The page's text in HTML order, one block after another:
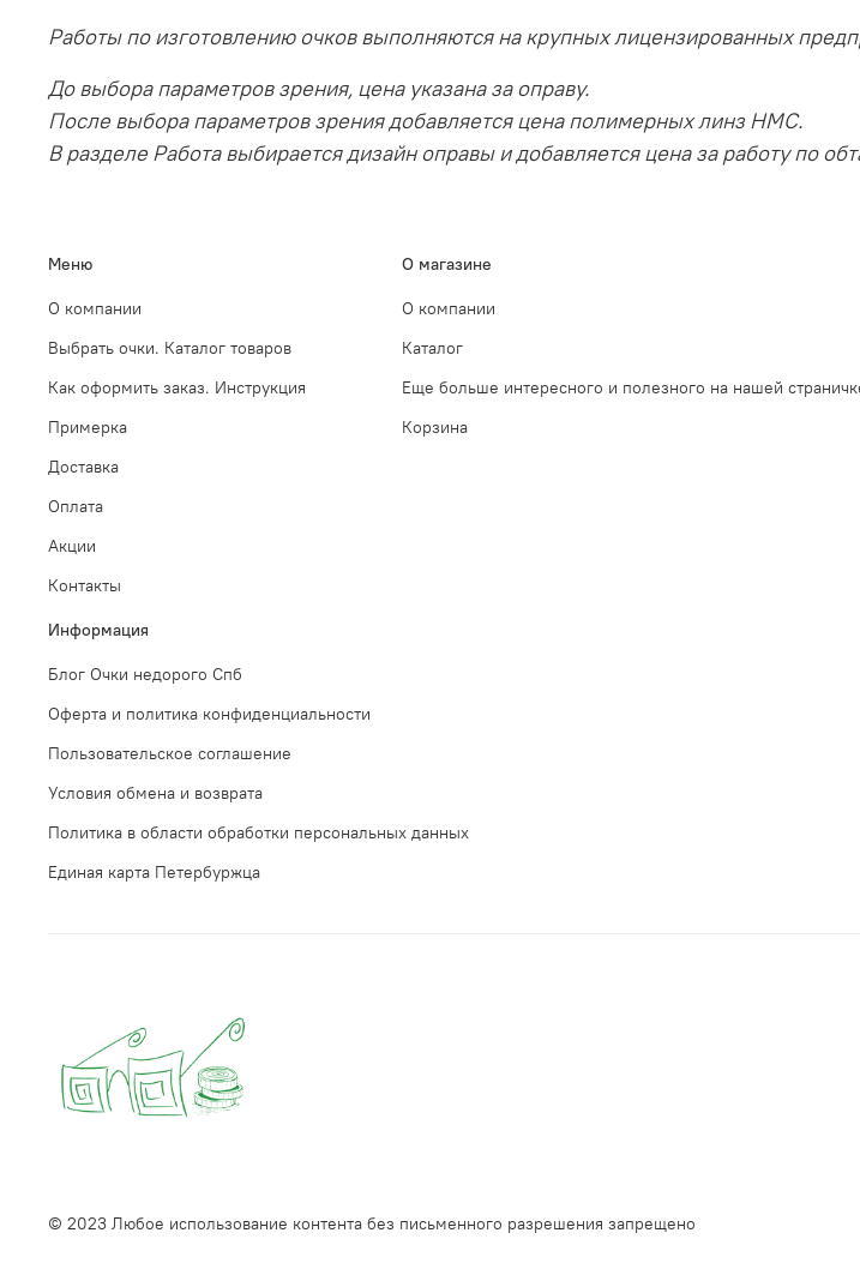
Работы по изготовлению очков выполняются на крупных лицензированных
До выбора параметров зрения, цена указана за оправу.
После выбора параметров зрения добавляется цена полимерных линз HMC.
В разделе Работа выбирается дизайн оправы и добавляется цена за работу по
Меню
О компании
Выбрать очки. Каталог товаров
Как оформить заказ. Инструкция
Примерка
Доставка
Оплата
Акции
Контакты
О магазине
О компании
Каталог
Еще больше интересного и полезного на нашей
Корзина
Информация
Блог Очки недорого Спб
Оферта и политика конфиденциальности
Пользовательское соглашение
Условия обмена и возврата
Политика в области обработки персональных данных
Единая карта Петербуржца
© 2023 Любое использование контента без письменного разрешения запрещено